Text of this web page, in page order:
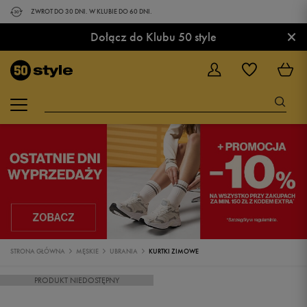
ZWROT DO 30 DNI. W KLUBIE DO 60 DNI.
Dołącz do Klubu 50 style ×
STRONA GŁÓWNA MĘSKIE UBRANIA KURTKI ZIMOWE
PRODUKT NIEDOSTĘPNY